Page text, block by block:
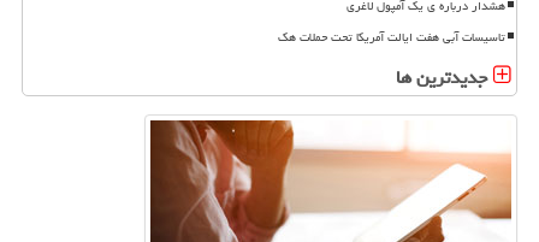
هشدار درباره ی یک آمپول لاغری
تاسیسات آبی هفت ایالت آمریکا تحت حملات هک
جدیدترین ها